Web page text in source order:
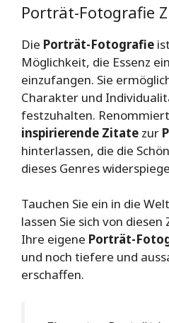
Porträt-Fotografie
Die Porträt-Fotografie
Möglichkeit, die Essenz
einzufangen. Sie
Charakter und
festzuhalten.
inspirierende Zitate zur
hinterlassen, die die
dieses Genres
Tauchen Sie ein in die
lassen Sie sich von
Ihre eigene Porträt-
und noch tiefere und
erschaffen.